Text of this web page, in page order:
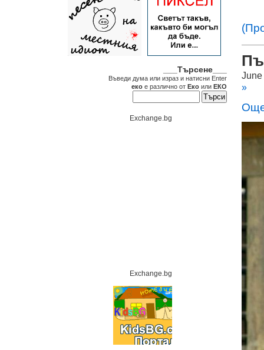
»
Още
___Търсене___
Въведи дума или израз и натисни Enter
еко е различно от Еко или ЕКО
Exchange.bg
Exchange.bg